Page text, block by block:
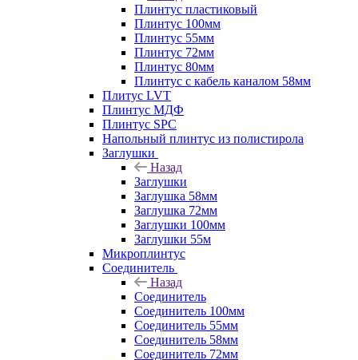
Плинтус пластиковый
Плинтус 100мм
Плинтус 55мм
Плинтус 72мм
Плинтус 80мм
Плинтус с кабель каналом 58мм
Плитус LVT
Плинтус МДФ
Плинтус SPC
Напольный плинтус из полистирола
Заглушки
Назад
Заглушки
Заглушка 58мм
Заглушка 72мм
Заглушки 100мм
Заглушки 55м
Микроплинтус
Соединитель
Назад
Соединитель
Соединитель 100мм
Соединитель 55мм
Соединитель 58мм
Соединитель 72мм